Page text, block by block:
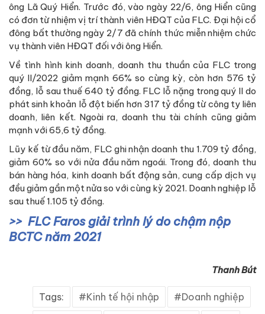
ông Lã Quý Hiển. Trước đó, vào ngày 22/6, ông Hiển cũng
có đơn từ nhiệm vị trí thành viên HĐQT của FLC. Đại hội cổ
đông bất thường ngày 2/7 đã chính thức miễn nhiệm chức
vụ thành viên HĐQT đối với ông Hiển.
Về tình hình kinh doanh, doanh thu thuần của FLC trong
quý II/2022 giảm mạnh 66% so cùng kỳ, còn hơn 576 tỷ
đồng, lỗ sau thuế 640 tỷ đồng. FLC lỗ nặng trong quý II do
phát sinh khoản lỗ đột biến hơn 317 tỷ đồng từ công ty liên
doanh, liên kết. Ngoài ra, doanh thu tài chính cũng giảm
mạnh với 65,6 tỷ đồng.
Lũy kế từ đầu năm, FLC ghi nhận doanh thu 1.709 tỷ đồng,
giảm 60% so với nửa đầu năm ngoái. Trong đó, doanh thu
bán hàng hóa, kinh doanh bất động sản, cung cấp dịch vụ
đều giảm gần một nửa so với cùng kỳ 2021. Doanh nghiệp lỗ
sau thuế 1.105 tỷ đồng.
FLC Faros giải trình lý do chậm nộp
BCTC năm 2021
Thanh Bút
Tags: Kinh tế hội nhập Doanh nghiệp